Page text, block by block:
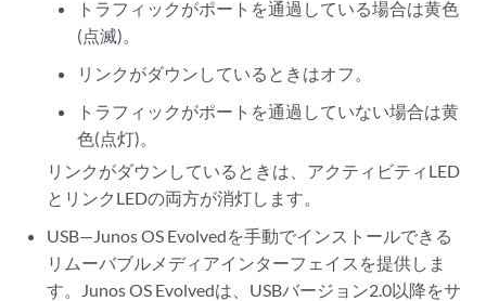
トラフィックがポートを通過している場合は黄色
(点滅)。
リンクがダウンしているときはオフ。
トラフィックがポートを通過していない場合は黄
色(点灯)。
リンクがダウンしているときは、アクティビティLED
とリンクLEDの両方が消灯します。
USB—Junos OS Evolvedを手動でインストールできる
リムーバブルメディアインターフェイスを提供しま
す。Junos OS Evolvedは、USBバージョン2.0以降をサ